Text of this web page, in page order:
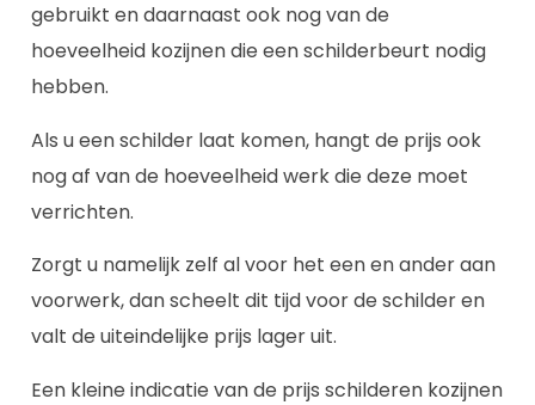
gebruikt en daarnaast ook nog van de
hoeveelheid kozijnen die een schilderbeurt nodig
hebben.
Als u een schilder laat komen, hangt de prijs ook
nog af van de hoeveelheid werk die deze moet
verrichten.
Zorgt u namelijk zelf al voor het een en ander aan
voorwerk, dan scheelt dit tijd voor de schilder en
valt de uiteindelijke prijs lager uit.
Een kleine indicatie van de prijs schilderen kozijnen